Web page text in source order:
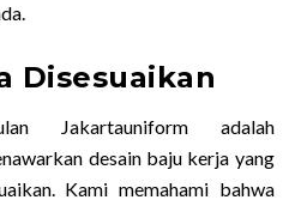
Disesuaikan
Jakartauniform adalah
desain baju kerja yang
Kami memahami bahwa